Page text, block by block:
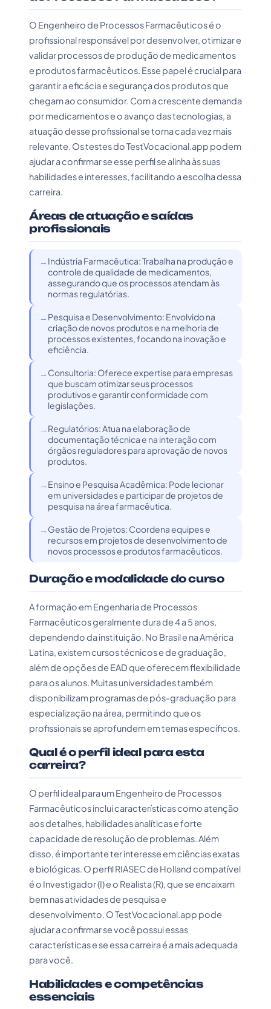
O Engenheiro de Processos Farmacêuticos é o
profissional responsável por desenvolver, otimizar e
validar processos de produção de medicamentos
e produtos farmacêuticos. Esse papel é crucial para
garantir a eficácia e segurança dos produtos que
chegam ao consumidor. Com a crescente demanda
por medicamentos e o avanço das tecnologias, a
atuação desse profissional se torna cada vez mais
relevante. Os testes do TestVocacional.app podem
ajudar a confirmar se esse perfil se alinha às suas
habilidades e interesses, facilitando a escolha dessa
carreira.
Áreas de atuação e saídas
profissionais
Indústria Farmacêutica: Trabalha na produção e
controle de qualidade de medicamentos,
assegurando que os processos atendam às
normas regulatórias.
Pesquisa e Desenvolvimento: Envolvido na
criação de novos produtos e na melhoria de
processos existentes, focando na inovação e
eficiência.
Consultoria: Oferece expertise para empresas
que buscam otimizar seus processos
produtivos e garantir conformidade com
legislações.
Regulatórios: Atua na elaboração de
documentação técnica e na interação com
órgãos reguladores para aprovação de novos
produtos.
Ensino e Pesquisa Acadêmica: Pode lecionar
em universidades e participar de projetos de
pesquisa na área farmacêutica.
Gestão de Projetos: Coordena equipes e
recursos em projetos de desenvolvimento de
novos processos e produtos farmacêuticos.
Duração e modalidade do curso
A formação em Engenharia de Processos
Farmacêuticos geralmente dura de 4 a 5 anos,
dependendo da instituição. No Brasil e na América
Latina, existem cursos técnicos e de graduação,
além de opções de EAD que oferecem flexibilidade
para os alunos. Muitas universidades também
disponibilizam programas de pós-graduação para
especialização na área, permitindo que os
profissionais se aprofundem em temas específicos.
Qual é o perfil ideal para esta
carreira?
O perfil ideal para um Engenheiro de Processos
Farmacêuticos inclui características como atenção
aos detalhes, habilidades analíticas e forte
capacidade de resolução de problemas. Além
disso, é importante ter interesse em ciências exatas
e biológicas. O perfil RIASEC de Holland compatível
é o Investigador (I) e o Realista (R), que se encaixam
bem nas atividades de pesquisa e
desenvolvimento. O TestVocacional.app pode
ajudar a confirmar se você possui essas
características e se essa carreira é a mais adequada
para você.
Habilidades e competências
essenciais